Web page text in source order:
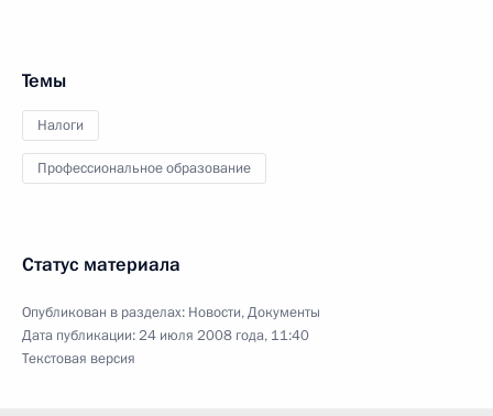
Темы
Налоги
Профессиональное образование
Статус материала
Опубликован в разделах: Новости,Документы
Дата публикации:24 июля 2008 года, 11:40
Текстовая версия